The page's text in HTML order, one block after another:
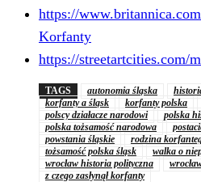
https://
Korfanty
https://streetartcities.com/
TAGS autonomia śląska
korfanty a śląsk
korfanty polska
polscy działacze narodowi
polska
polska tożsamość narodowa
powstania śląskie
rodzina
tożsamość polska śląsk
walka o
wrocław historia polityczna
z czego zasłynął korfanty